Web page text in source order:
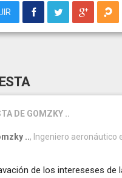
DE GOMZKY ..
.., Ingeniero aeronáutico
de los intereseses de